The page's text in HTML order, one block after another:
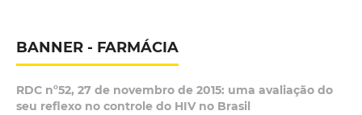
BANNER - FARMÁCIA
RDC nº52, 27 de novembro de 2015: uma avaliação do
seu reflexo no controle do HIV no Brasil